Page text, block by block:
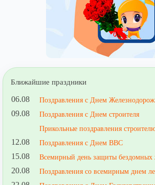
Ближайшие праздники
06.08 Поздравления с Днем
09.08
Поздравления с Днем строителя
Прикольные поздравления
12.08 Поздравления с Днем ВВС
15.08 Всемирный день защиты
20.08 Поздравления со всемирным днем